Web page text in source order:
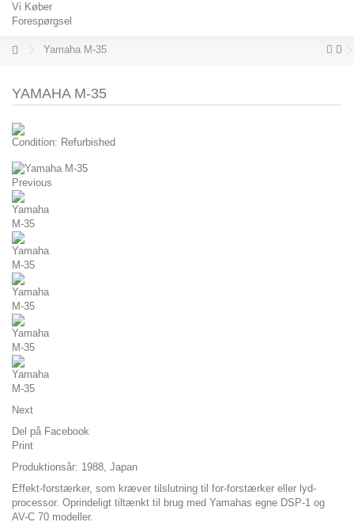
Vi Køber
Forespørgsel
Yamaha M-35
YAMAHA M-35
Condition: Refurbished
Previous
Next
Del på Facebook
Print
Produktionsår: 1988, Japan
Effekt-forstærker, som kræver tilslutning til for-forstærker eller lyd-
processor. Oprindeligt tiltænkt til brug med Yamahas egne DSP-1 og
AV-C 70 modeller.